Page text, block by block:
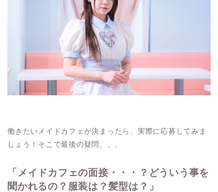
働きたいメイドカフェが決まったら、実際に応募してみま
しょう！そこで最後の疑問、、、
「メイドカフェの面接・・・？どういう事を
聞かれるの？服装は？髪型は？」